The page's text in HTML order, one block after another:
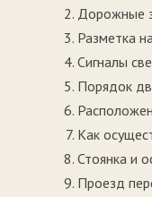
Дорожные
Разметка
Сигналы
Порядок
Как
Стоянка и
Проезд